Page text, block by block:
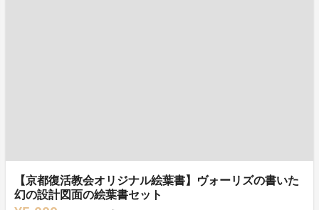
【京都復活教会オリジナル絵葉書】ヴォーリズの書いた
幻の設計図面の絵葉書セット